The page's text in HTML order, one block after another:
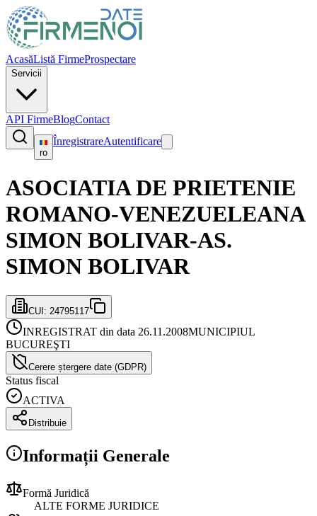
AcasăListă FirmeProspectare
Servicii
API FirmeBlogContact
ro
ÎnregistrareAutentificare
ASOCIATIA DE PRIETENIE
ROMANO-VENEZUELEANA
SIMON BOLIVAR-AS.
SIMON BOLIVAR
CUI: 24795117
INREGISTRAT din data 26.11.2008MUNICIPIUL
BUCUREŞTI
Cerere ștergere date (GDPR)
Status fiscal
ACTIVA
Distribuie
Informații Generale
Formă Juridică
ALTE FORME JURIDICE